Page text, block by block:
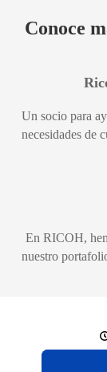
Conoce
Un socio para
necesidades de
En RICOH,
nuestro